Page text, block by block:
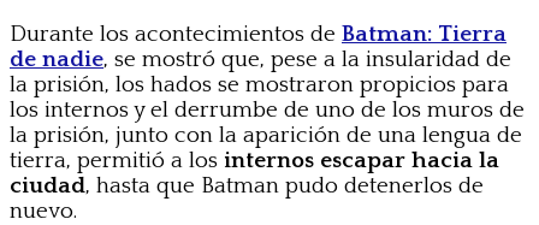
Durante los acontecimientos de Batman: Tierra
de nadie, se mostró que, pese a la insularidad de
la prisión, los hados se mostraron propicios para
los internos y el derrumbe de uno de los muros de
la prisión, junto con la aparición de una lengua de
tierra, permitió a los internos escapar hacia la
ciudad, hasta que Batman pudo detenerlos de
nuevo.